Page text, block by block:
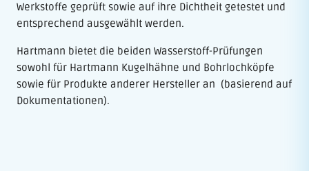
Werkstoffe geprüft sowie auf ihre Dichtheit getestet und
entsprechend ausgewählt werden.
Hartmann bietet die beiden Wasserstoff-Prüfungen
sowohl für Hartmann Kugelhähne und Bohrlochköpfe
sowie für Produkte anderer Hersteller an (basierend auf
Dokumentationen).